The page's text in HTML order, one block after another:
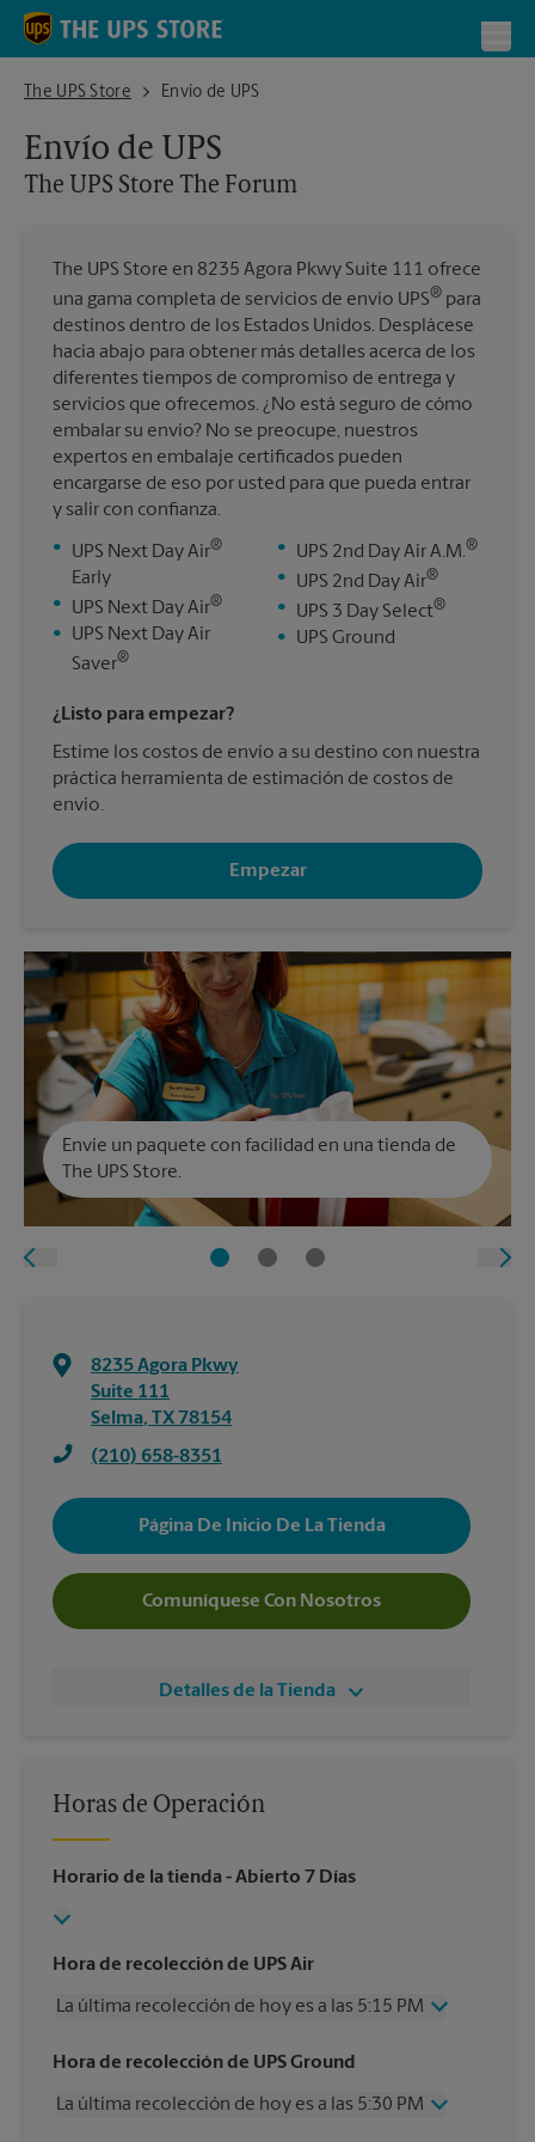
Skip to content
Return to Nav
The UPS Store
The UPS Store The Forum
Envío de UPS
Envío de UPS
The UPS Store The Forum
The UPS Store en 8235 Agora Pkwy Suite 111 ofrece
una gama completa de servicios de envío UPS® para
destinos dentro de los Estados Unidos. Desplácese
hacia abajo para obtener más detalles acerca de los
diferentes tiempos de compromiso de entrega y
servicios que ofrecemos. ¿No está seguro de cómo
embalar su envío? No se preocupe, nuestros
expertos en embalaje certificados pueden
encargarse de eso por usted para que pueda entrar
y salir con confianza.
•
UPS Next Day Air®
Early
•
UPS Next Day Air®
•
UPS Next Day Air
Saver®
• UPS 2nd Day Air A.M.®
• UPS 2nd Day Air®
• UPS 3 Day Select®
• UPS Ground
¿Listo para empezar?
Estime los costos de envío a su destino con nuestra
práctica herramienta de estimación de costos de
envío.
Empezar
Envíe un paquete con facilidad en una tienda de
The UPS Store.
8235 Agora Pkwy
Suite 111
Selma, TX 78154
(210) 658-8351
Página De Inicio De La Tienda
Comuníquese Con Nosotros
Detalles de la Tienda
Horas de Operación
Horario de la tienda - Abierto 7 Días
Hora de recolección de UPS Air
La última recolección de hoy es a las 5:15 PM
Miércoles
5:15 PM
Viernes
5:15 PM
Hora de recolección de UPS Ground
La última recolección de hoy es a las 5:30 PM